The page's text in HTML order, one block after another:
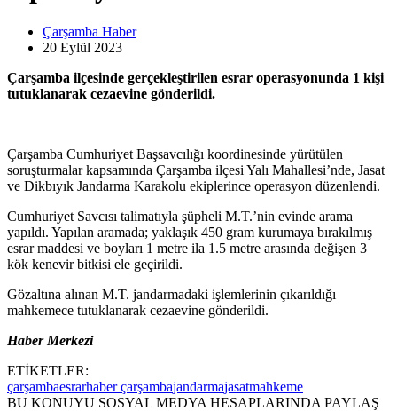
Çarşamba Haber
20 Eylül 2023
Çarşamba ilçesinde gerçekleştirilen esrar operasyonunda 1 kişi
tutuklanarak cezaevine gönderildi.
Çarşamba Cumhuriyet Başsavcılığı koordinesinde yürütülen
soruşturmalar kapsamında Çarşamba ilçesi Yalı Mahallesi’nde, Jasat
ve Dikbıyık Jandarma Karakolu ekiplerince operasyon düzenlendi.
Cumhuriyet Savcısı talimatıyla şüpheli M.T.’nin evinde arama
yapıldı. Yapılan aramada; yaklaşık 450 gram kurumaya bırakılmış
esrar maddesi ve boyları 1 metre ila 1.5 metre arasında değişen 3
kök kenevir bitkisi ele geçirildi.
Gözaltına alınan M.T. jandarmadaki işlemlerinin çıkarıldığı
mahkemece tutuklanarak cezaevine gönderildi.
Haber Merkezi
ETİKETLER:
çarşambaesrarhaber çarşambajandarmajasatmahkeme
BU KONUYU SOSYAL MEDYA HESAPLARINDA PAYLAŞ